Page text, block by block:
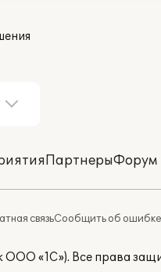
ПартнерыФорум
связьСообщить об ошибке
ООО «1С»). Все права